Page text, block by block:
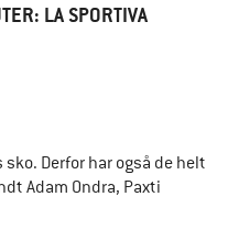
LA SPORTIVA
Derfor har også de helt
Adam Ondra, Paxti